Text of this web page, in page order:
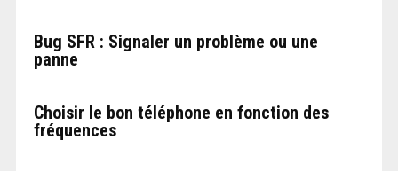
Bug SFR : Signaler un problème ou une
panne
Choisir le bon téléphone en fonction des
fréquences